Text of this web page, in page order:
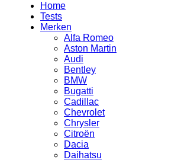
Home
Tests
Merken
Alfa Romeo
Aston Martin
Audi
Bentley
BMW
Bugatti
Cadillac
Chevrolet
Chrysler
Citroën
Dacia
Daihatsu